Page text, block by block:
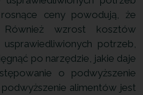
ceny powodują, że
wzrost kosztów
potrzeb,
po narzędzie, jakie daje
o podwyższenie
alimentów jest